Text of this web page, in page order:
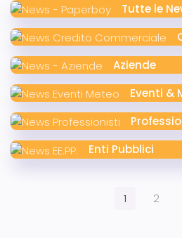
Tutte le
Aziende
Eventi &
Enti Pubblici
1 2